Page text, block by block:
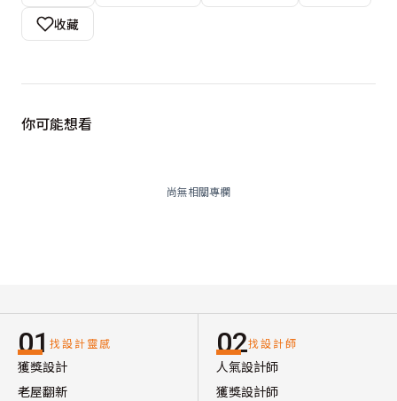
收藏
你可能想看
尚無相關專欄
01 找設計靈感
獲獎設計
老屋翻新
02找設計師
人氣設計師
獲獎設計師